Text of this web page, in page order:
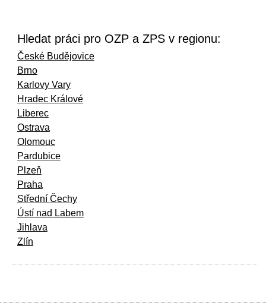
Hledat práci pro OZP a ZPS v regionu:
České Budějovice
Brno
Karlovy Vary
Hradec Králové
Liberec
Ostrava
Olomouc
Pardubice
Plzeň
Praha
Střední Čechy
Ústí nad Labem
Jihlava
Zlín